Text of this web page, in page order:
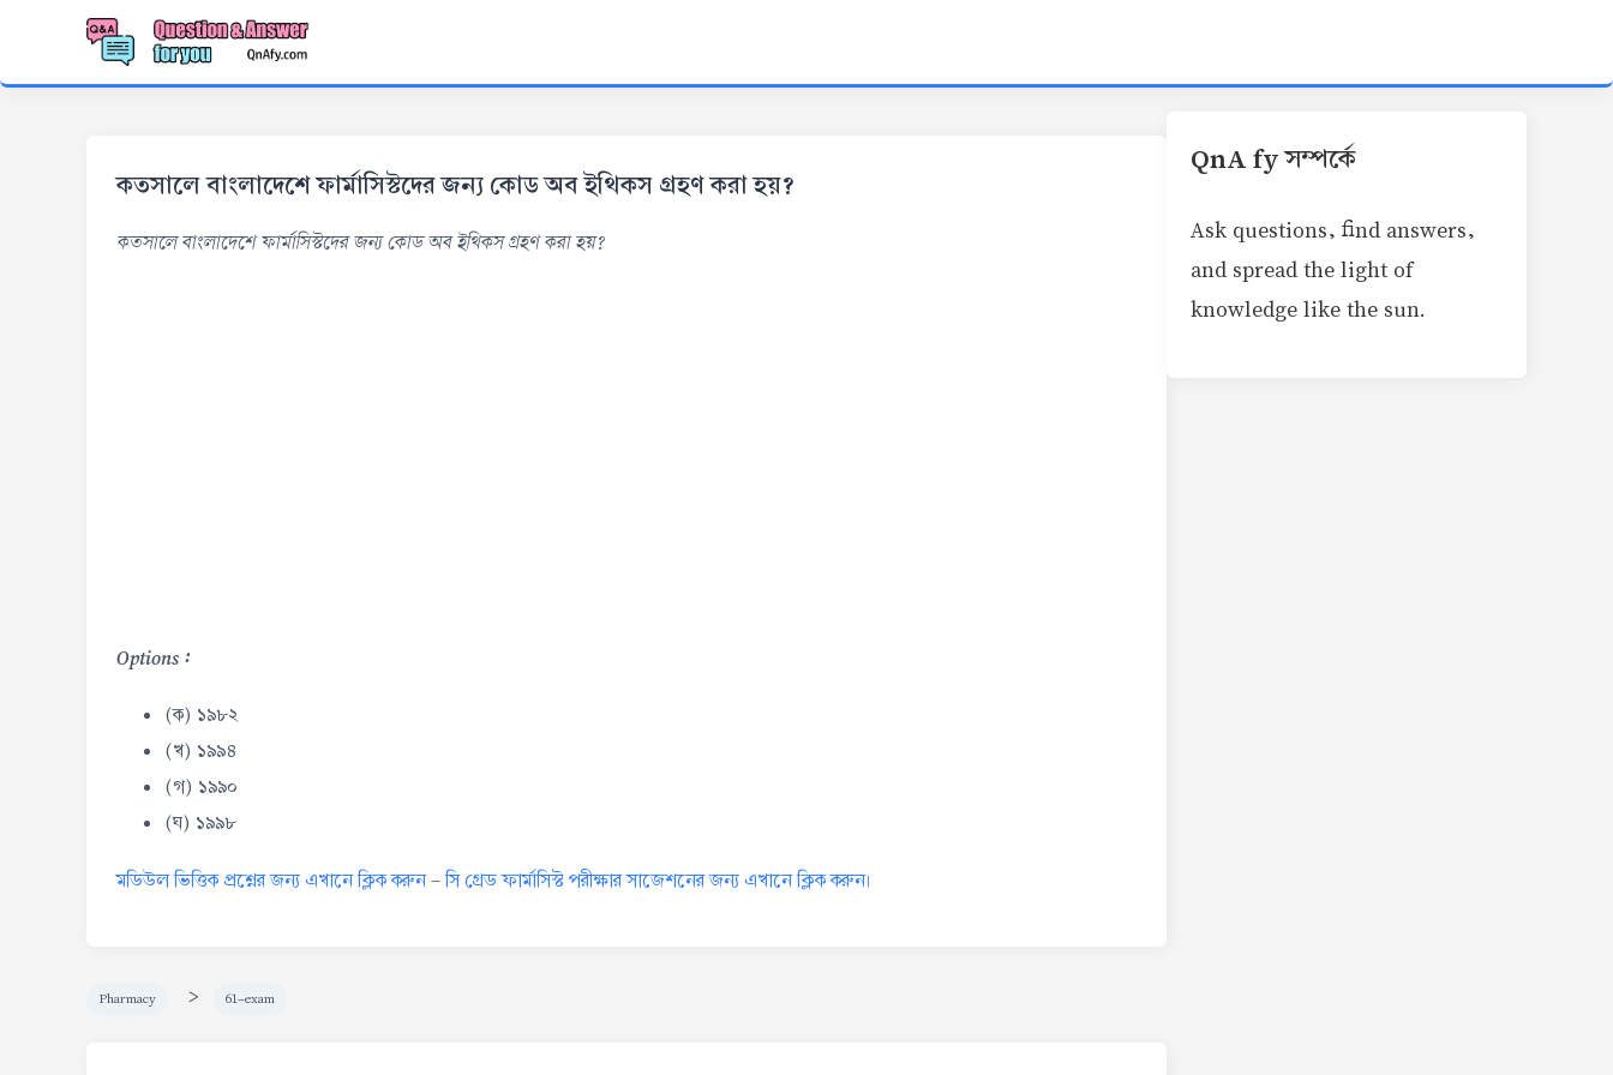
কতসালে বাংলাদেশে ফার্মাসিস্টদের জন্য কোড অব ইথিকস গ্রহণ করা হয়?
কতসালে বাংলাদেশে ফার্মাসিস্টদের জন্য কোড অব ইথিকস গ্রহণ করা হয়?
Options :
(ক) ১৯৮২
(খ) ১৯৯৪
(গ) ১৯৯০
(ঘ) ১৯৯৮
মডিউল ভিত্তিক প্রশ্নের জন্য এখানে ক্লিক করুন-সি গ্রেড ফার্মাসিস্ট পরীক্ষার সাজেশনের জন্য এখানে ক্লিক করুন।
Pharmacy > 61-exam
QnA fy সম্পর্কে
Ask questions, find answers,
and spread the light of
knowledge like the sun.